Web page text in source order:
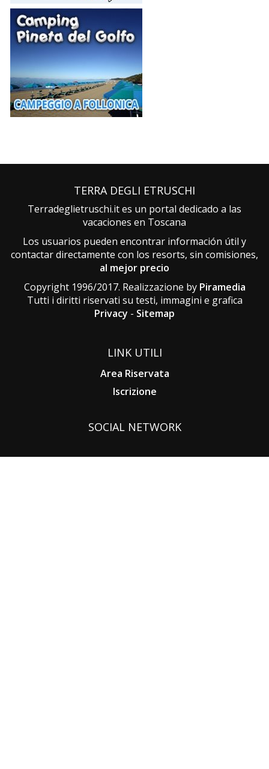
TERRA DEGLI ETRUSCHI
Terradeglietruschi.it es un portal dedicado a las
vacaciones en Toscana
Los usuarios pueden encontrar información útil y
contactar directamente con los resorts, sin comisiones,
al mejor precio
Copyright 1996/2017. Realizzazione by Piramedia
Tutti i diritti riservati su testi, immagini e grafica
Privacy - Sitemap
LINK UTILI
Area Riservata
Iscrizione
SOCIAL NETWORK